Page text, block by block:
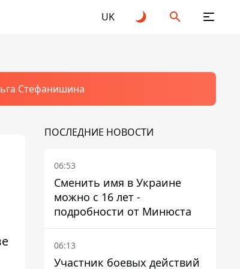
UK
Стефанишина
ПОСЛЕДНИЕ НОВОСТИ
06:53
Сменить имя в Украине
можно с 16 лет -
подробности от Минюста
06:13
Участник боевых действий